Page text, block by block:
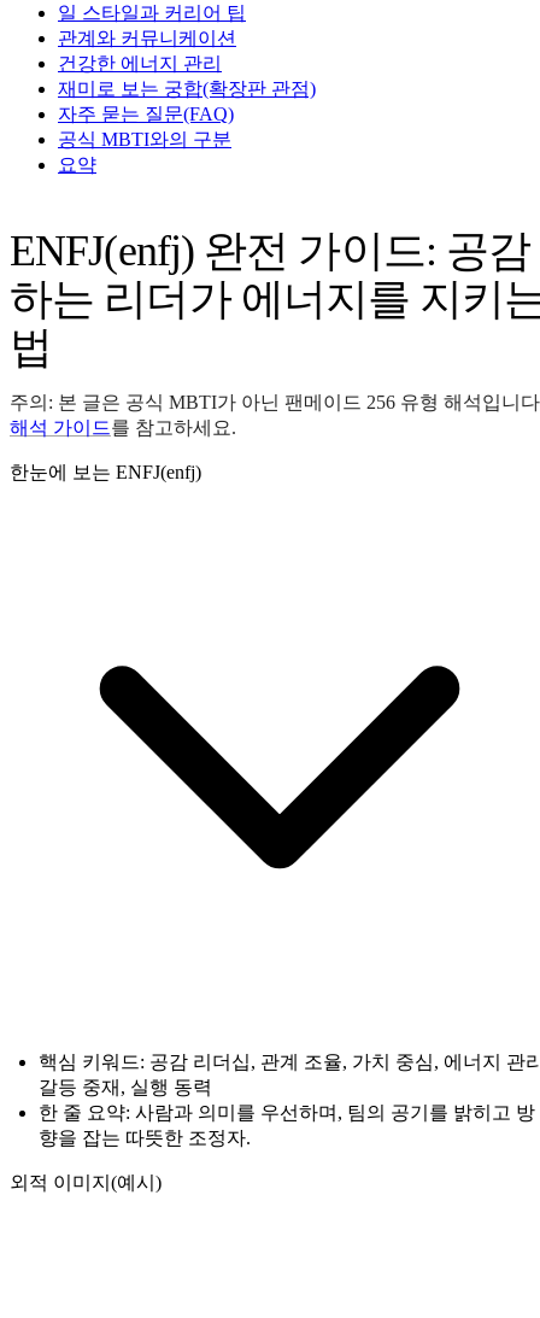
일 스타일과 커리어 팁
관계와 커뮤니케이션
건강한 에너지 관리
재미로 보는 궁합(확장판 관점)
자주 묻는 질문(FAQ)
공식 MBTI와의 구분
요약
ENFJ(enfj) 완전 가이드: 공감
하는 리더가 에너지를 지키
법
주의: 본 글은 공식 MBTI가 아닌 팬메이드 256 유형 해석입니
해석 가이드를 참고하세요.
한눈에 보는 ENFJ(enfj)
핵심 키워드: 공감 리더십, 관계 조율, 가치 중심, 에너지 관
갈등 중재, 실행 동력
한 줄 요약: 사람과 의미를 우선하며, 팀의 공기를 밝히고 방
향을 잡는 따뜻한 조정자.
외적 이미지(예시)